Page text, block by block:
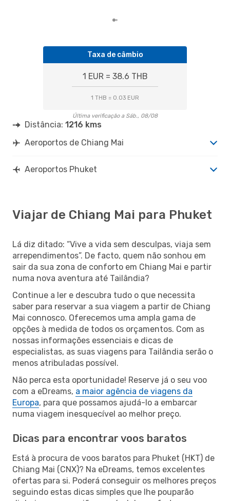
Taxa de câmbio
1 EUR = 38.6 THB
1 THB = 0.03 EUR
Última verificação a Sáb., 08/08
Distância: 1216 kms
Aeroportos de Chiang Mai
Aeroportos Phuket
Viajar de Chiang Mai para Phuket
Lá diz ditado: “Vive a vida sem desculpas, viaja sem
arrependimentos”. De facto, quem não sonhou em
sair da sua zona de conforto em Chiang Mai e partir
numa nova aventura até Tailândia?
Continue a ler e descubra tudo o que necessita
saber para reservar a sua viagem a partir de Chiang
Mai connosco. Oferecemos uma ampla gama de
opções à medida de todos os orçamentos. Com as
nossas informações essenciais e dicas de
especialistas, as suas viagens para Tailândia serão o
menos atribuladas possível.
Não perca esta oportunidade! Reserve já o seu voo
com a eDreams, a maior agência de viagens da
Europa, para que possamos ajudá-lo a embarcar
numa viagem inesquecível ao melhor preço.
Dicas para encontrar voos baratos
Está à procura de voos baratos para Phuket (HKT) de
Chiang Mai (CNX)? Na eDreams, temos excelentes
ofertas para si. Poderá conseguir os melhores preços
seguindo estas dicas simples que lhe pouparão